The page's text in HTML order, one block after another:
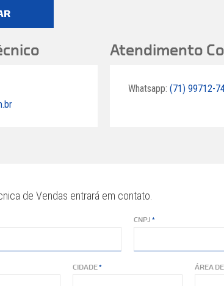
Atendimento
Whatsapp: (71) 99712-
de Vendas entrará em contato.
CNPJ
CIDADE ÁREA